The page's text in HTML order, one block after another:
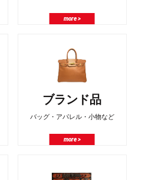
more >
ブランド品
バッグ・アパレル・小物など
more >